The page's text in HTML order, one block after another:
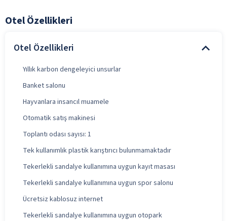
Otel Özellikleri
Otel Özellikleri
Yıllık karbon dengeleyici unsurlar
Banket salonu
Hayvanlara insancıl muamele
Otomatik satış makinesi
Toplantı odası sayısı: 1
Tek kullanımlık plastik karıştırıcı bulunmamaktadır
Tekerlekli sandalye kullanımına uygun kayıt masası
Tekerlekli sandalye kullanımına uygun spor salonu
Ücretsiz kablosuz internet
Tekerlekli sandalye kullanımına uygun otopark